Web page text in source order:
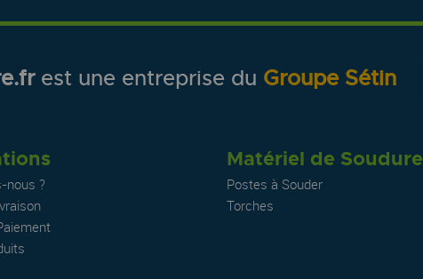
est une entreprise du Groupe Sétin
nous ?
Matériel de Soudure
Postes à Souder
Torches